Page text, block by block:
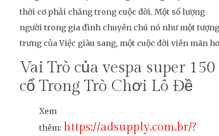
thời cơ phải chăng trong cuộc đời. Một số lượng
người trong gia đình chuyên chú nó như một tượng
trưng của Việc giàu sang, một cuộc đời viên mãn
Vai Trò của vespa super 150
cổ Trong Trò Chơi Lô Đề
Xem
thêm: https://adsupply.com.br/?